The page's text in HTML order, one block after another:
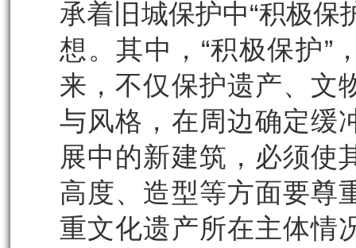
承着旧城保护中“积极保
想。其中，“积极保护”
来，不仅保护遗产、文
与风格，在周边确定缓
展中的新建筑，必须使
高度、造型等方面要尊
重文化遗产所在主体情